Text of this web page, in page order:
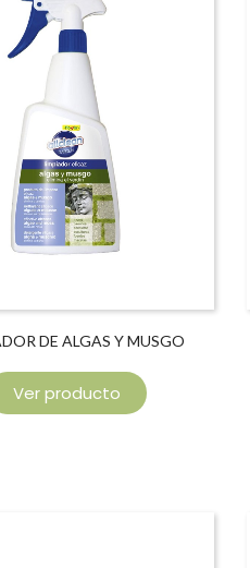
DE ALGAS Y MUSGO
Ver producto